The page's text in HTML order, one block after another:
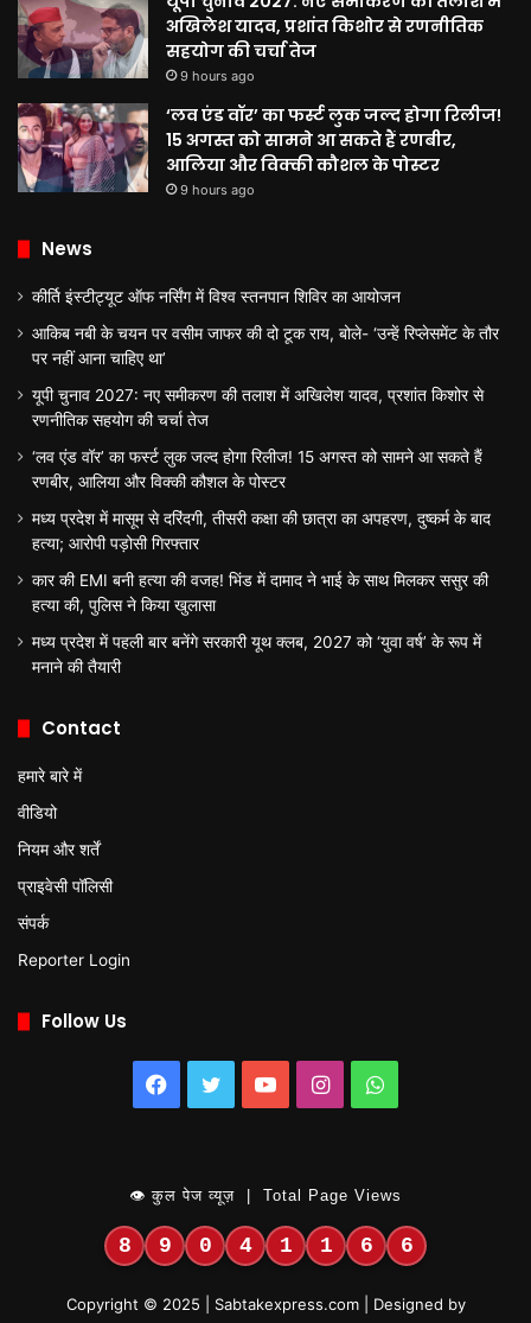
अखिलेश यादव, प्रशांत किशोर से रणनीतिक
सहयोग की चर्चा तेज
9 hours ago
‘लव एंड वॉर’ का फर्स्ट लुक जल्द होगा रिलीज!
15 अगस्त को सामने आ सकते हैं रणबीर,
आलिया और विक्की कौशल के पोस्टर
9 hours ago
News
कीर्ति इंस्टीट्यूट ऑफ नर्सिंग में विश्व स्तनपान शिविर का आयोजन
आकिब नबी के चयन पर वसीम जाफर की दो टूक राय, बोले- ‘उन्हें रिप्लेसमेंट के तौर
पर नहीं आना चाहिए था’
यूपी चुनाव 2027: नए समीकरण की तलाश में अखिलेश यादव, प्रशांत किशोर से
रणनीतिक सहयोग की चर्चा तेज
‘लव एंड वॉर’ का फर्स्ट लुक जल्द होगा रिलीज! 15 अगस्त को सामने आ सकते हैं
रणबीर, आलिया और विक्की कौशल के पोस्टर
मध्य प्रदेश में मासूम से दरिंदगी, तीसरी कक्षा की छात्रा का अपहरण, दुष्कर्म के बाद
हत्या; आरोपी पड़ोसी गिरफ्तार
कार की EMI बनी हत्या की वजह! भिंड में दामाद ने भाई के साथ मिलकर ससुर की
हत्या की, पुलिस ने किया खुलासा
मध्य प्रदेश में पहली बार बनेंगे सरकारी यूथ क्लब, 2027 को ‘युवा वर्ष’ के रूप में
मनाने की तैयारी
Contact
हमारे बारे में
वीडियो
नियम और शर्तें
प्राइवेसी पॉलिसी
संपर्क
Reporter Login
Follow Us
Facebook
TwitterYouTubeInstagramWhatsApp
👁 कुल पेज व्यूज़ | Total Page Views
8 9 0 4 1 1 6 6
Copyright © 2025 | Sabtakexpress.com | Designed by